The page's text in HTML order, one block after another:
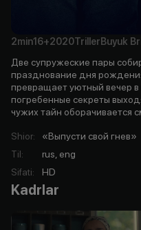
2min16+2020Triller Buyuk
Две супружеские пары
празднование дня
превращает уютный вечер
погребенные секреты
чужих тайн оборачивается
Shior:
«Выпусти свой гнев»
Til:
rus, eng
Sifati: HD
Kadrlar